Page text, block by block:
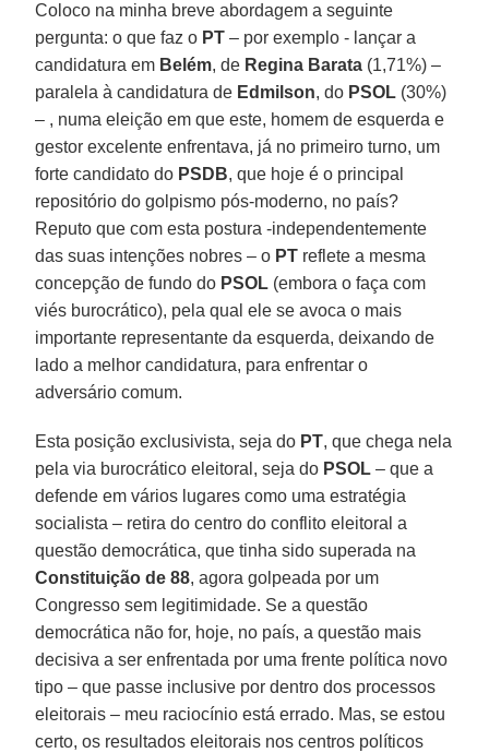
Coloco na minha breve abordagem a seguinte
pergunta: o que faz o PT – por exemplo - lançar a
candidatura em Belém, de Regina Barata (1,71%) –
paralela à candidatura de Edmilson, do PSOL (30%)
– , numa eleição em que este, homem de esquerda e
gestor excelente enfrentava, já no primeiro turno, um
forte candidato do PSDB, que hoje é o principal
repositório do golpismo pós-moderno, no país?
Reputo que com esta postura -independentemente
das suas intenções nobres – o PT reflete a mesma
concepção de fundo do PSOL (embora o faça com
viés burocrático), pela qual ele se avoca o mais
importante representante da esquerda, deixando de
lado a melhor candidatura, para enfrentar o
adversário comum.
Esta posição exclusivista, seja do PT, que chega nela
pela via burocrático eleitoral, seja do PSOL – que a
defende em vários lugares como uma estratégia
socialista – retira do centro do conflito eleitoral a
questão democrática, que tinha sido superada na
Constituição de 88, agora golpeada por um
Congresso sem legitimidade. Se a questão
democrática não for, hoje, no país, a questão mais
decisiva a ser enfrentada por uma frente política novo
tipo – que passe inclusive por dentro dos processos
eleitorais – meu raciocínio está errado. Mas, se estou
certo, os resultados eleitorais nos centros políticos